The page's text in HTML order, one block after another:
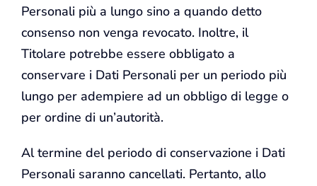
Personali più a lungo sino a quando detto
consenso non venga revocato. Inoltre, il
Titolare potrebbe essere obbligato a
conservare i Dati Personali per un periodo più
lungo per adempiere ad un obbligo di legge o
per ordine di un’autorità.
Al termine del periodo di conservazione i Dati
Personali saranno cancellati. Pertanto, allo